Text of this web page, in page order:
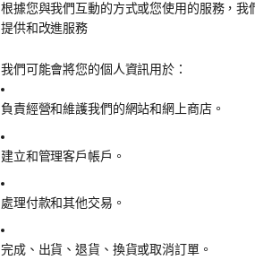
根據您與我們互動的方式或您使用的服務，我
提供和改進服務
我們可能會將您的個人資訊用於：
負責經營和維護我們的網站和網上商店。
建立和管理客戶帳戶。
處理付款和其他交易。
完成、出貨、退貨、換貨或取消訂單。